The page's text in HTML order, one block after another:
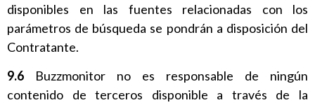
disponibles en las fuentes relacionadas con los
parámetros de búsqueda se pondrán a disposición del
Contratante.
9.6 Buzzmonitor no es responsable de ningún
contenido de terceros disponible a través de la